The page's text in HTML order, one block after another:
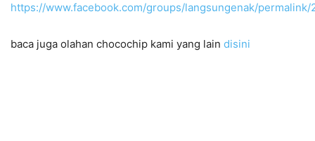
https://www.facebook.com/groups/langsungenak/
baca juga olahan chocochip kami yang lain disini